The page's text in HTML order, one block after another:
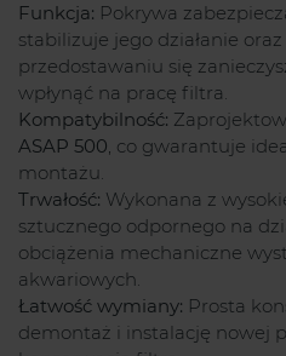
Funkcja: Pokrywa
stabilizuje jego działanie
przedostawaniu się
wpłynąć na pracę filtra.
Kompatybilność:
ASAP 500, co gwarantuje
montażu.
Trwałość: Wykonana z
sztucznego odpornego na
obciążenia mechaniczne
akwariowych.
Łatwość wymiany: Prosta
demontaż i instalację nowej